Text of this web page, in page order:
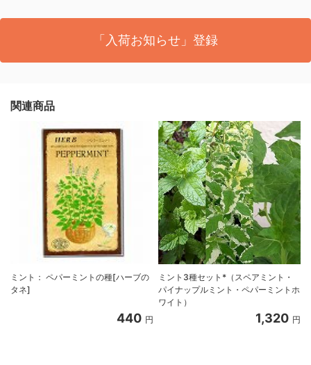
「入荷お知らせ」登録
関連商品
ミント： ペパーミントの種[ハーブの
タネ]
440 円
ミント3種セット*（スペアミント・
パイナップルミント・ペパーミントホ
ワイト）
1,320 円